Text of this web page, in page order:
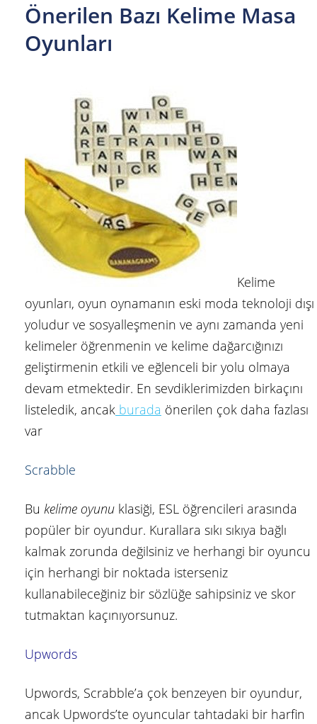
Önerilen Bazı Kelime Masa
Oyunları
Kelime
oyunları, oyun oynamanın eski moda teknoloji dışı
yoludur ve sosyalleşmenin ve aynı zamanda yeni
kelimeler öğrenmenin ve kelime dağarcığınızı
geliştirmenin etkili ve eğlenceli bir yolu olmaya
devam etmektedir. En sevdiklerimizden birkaçını
listeledik, ancak burada önerilen çok daha fazlası
var
Scrabble
Bu kelime oyunu klasiği, ESL öğrencileri arasında
popüler bir oyundur. Kurallara sıkı sıkıya bağlı
kalmak zorunda değilsiniz ve herhangi bir oyuncu
için herhangi bir noktada isterseniz
kullanabileceğiniz bir sözlüğe sahipsiniz ve skor
tutmaktan kaçınıyorsunuz.
Upwords
Upwords, Scrabble’a çok benzeyen bir oyundur,
ancak Upwords’te oyuncular tahtadaki bir harfin